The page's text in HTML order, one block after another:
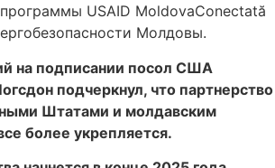
USAID MoldovaConectată
Молдовы.
на подписании посол США
подчеркнул, что партнерство
Штатами и молдавским
более укрепляется.